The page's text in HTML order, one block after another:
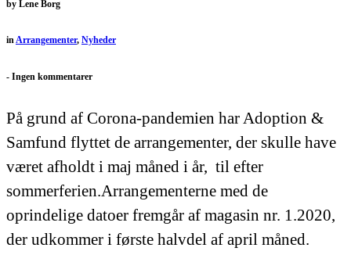
by Lene Borg
inArrangementer, Nyheder
- Ingen kommentarer
På grund af Corona-pandemien har Adoption &
Samfund flyttet de arrangementer, der skulle have
været afholdt i maj måned i år, til efter
sommerferien.Arrangementerne med de
oprindelige datoer fremgår af magasin nr. 1.2020,
der udkommer i første halvdel af april måned.